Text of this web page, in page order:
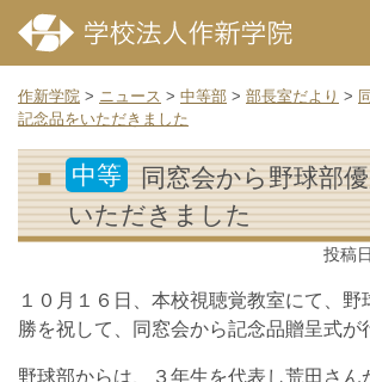
作新学院 > ニュース > 中等部 > 部長室だより >
記念品をいただきました
中等
同窓会から野球部
いただきました
投稿
１０月１６日、本校視聴覚教室にて、野
勝を祝して、同窓会から記念品贈呈式が
野球部からは、３年生を代表し荒田さん